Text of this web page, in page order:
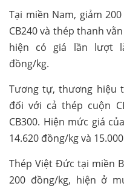
Tại miền Nam, giảm
CB240 và thép thanh
hiện có giá lần lượt
đồng/kg.
Tương tự, thương hiệu
đối với cả thép cuộn
CB300. Hiện mức giá
14.620 đồng/kg và
Thép Việt Đức tại miền
200 đồng/kg, hiện ở